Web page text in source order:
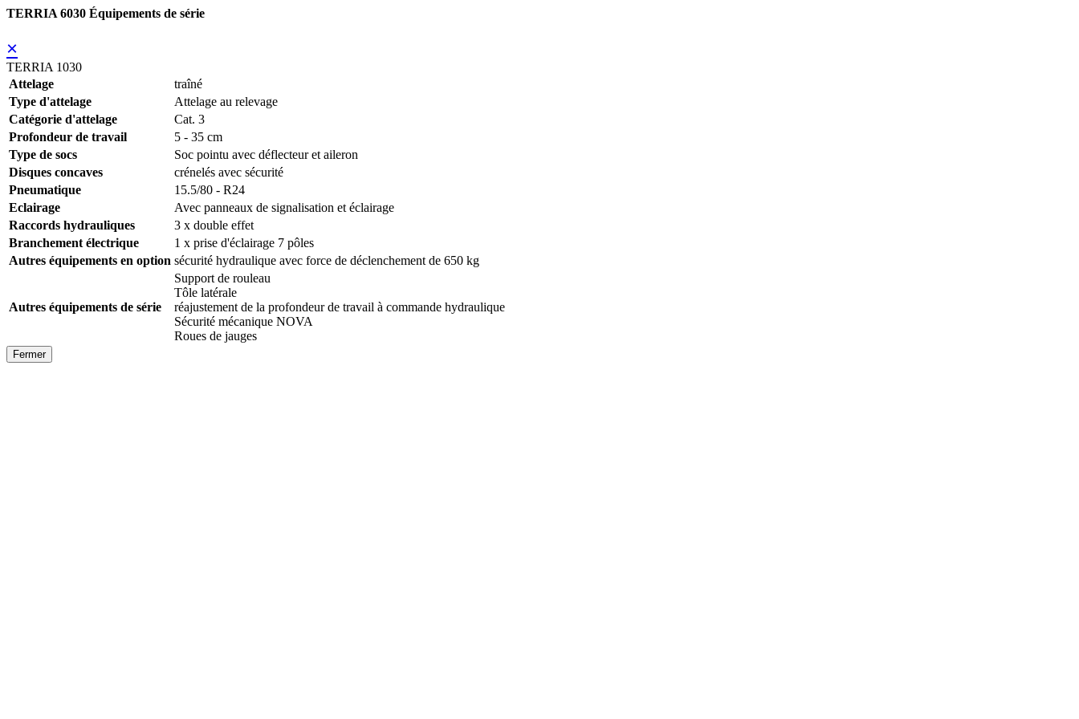
TERRIA 6030 Équipements de série
×
TERRIA 1030
Attelage
traîné
Type d'attelage
Attelage au relevage
Catégorie d'attelage
Cat. 3
Profondeur de travail
5 - 35 cm
Type de socs
Soc pointu avec déflecteur et aileron
Disques concaves
crénelés avec sécurité
Pneumatique
15.5/80 - R24
Eclairage
Avec panneaux de signalisation et éclairage
Raccords hydrauliques
3 x double effet
Branchement électrique
1 x prise d'éclairage 7 pôles
Autres équipements en option sécurité hydraulique avec force de déclenchement de 650 kg
Autres équipements de série
Support de rouleau
Tôle latérale
réajustement de la profondeur de travail à commande hydraulique
Sécurité mécanique NOVA
Roues de jauges
Fermer